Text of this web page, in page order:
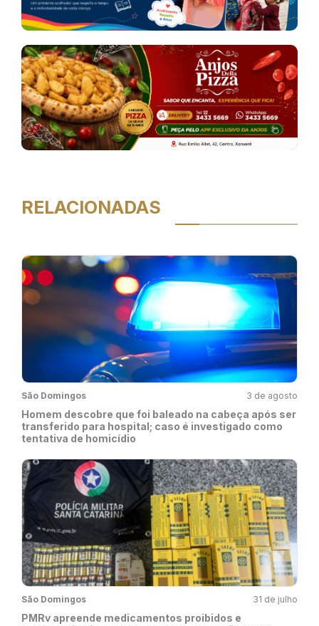
RELACIONADAS
São Domingos 3 de agosto
Homem descobre que foi baleado na cabeça após ser
transferido para hospital; caso é investigado como
tentativa de homicídio
São Domingos 31 de julho
PMRv apreende medicamentos proibidos e